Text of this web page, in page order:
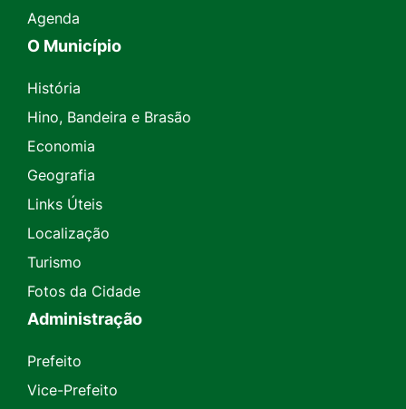
Agenda
O Município
História
Hino, Bandeira e Brasão
Economia
Geografia
Links Úteis
Localização
Turismo
Fotos da Cidade
Administração
Prefeito
Vice-Prefeito